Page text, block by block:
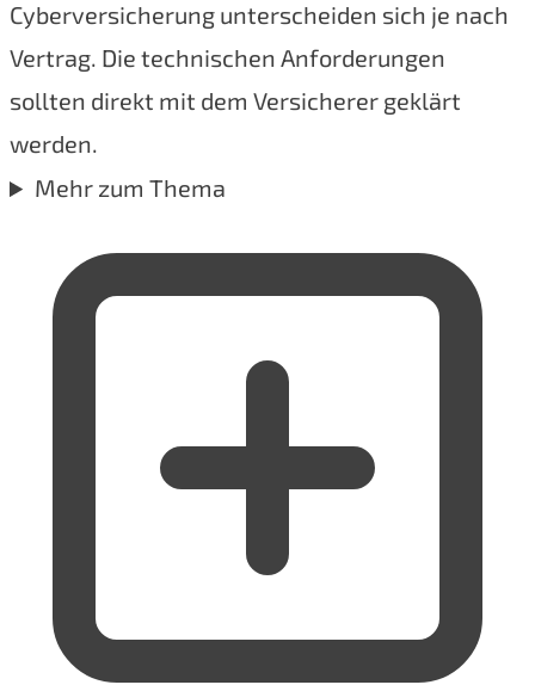
Cyberversicherung unterscheiden sich je nach
Vertrag. Die technischen Anforderungen
sollten direkt mit dem Versicherer geklärt
werden.
Mehr zum Thema